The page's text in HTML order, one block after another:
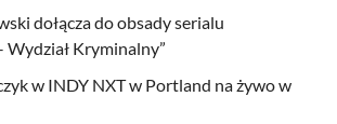
dołącza do obsady serialu
Wydział Kryminalny”
w INDY NXT w Portland na żywo w